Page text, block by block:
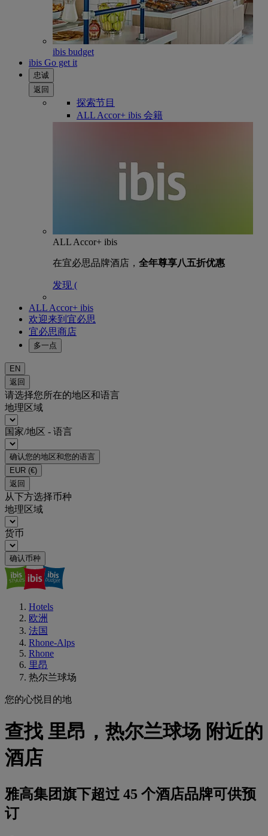
ibis budget
ibis Go get it
忠诚
返回
探索节目
ALL Accor+ ibis 会籍
ALL Accor+ ibis
在宜必思品牌酒店， 全年尊享八五折优惠
发现 (
ALL Accor+ ibis
欢迎来到宜必思
宜必思商店
多一点
EN
返回
请选择您所在的地区和语言
地理区域
国家/地区 - 语言
确认您的地区和您的语言
EUR (€)
返回
从下方选择币种
地理区域
货币
确认币种
Hotels
欧洲
法国
Rhone-Alps
Rhone
里昂
热尔兰球场
您的心悦目的地
查找 里昂，热尔兰球场 附近的
酒店
雅高集团旗下超过 45 个酒店品牌可供预
订